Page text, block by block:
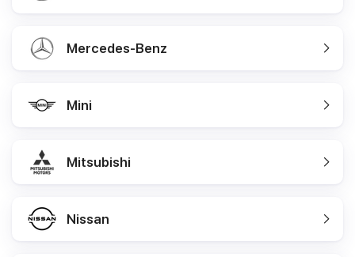
Mercedes-Benz
Mini
Mitsubishi
Nissan